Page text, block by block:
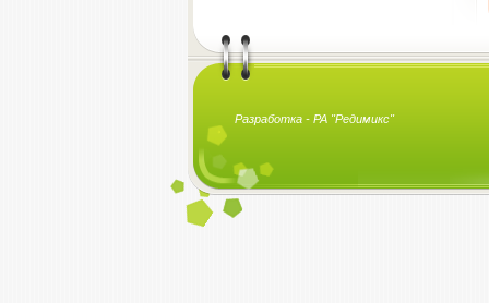
Разработка - РА "Редимикс"